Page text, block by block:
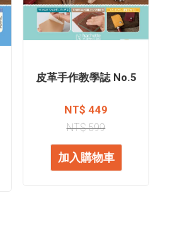
皮革手作教學誌 No.5
NT$ 449
NT$ 599
加入購物車